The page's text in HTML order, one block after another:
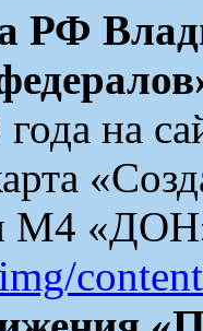
РФ
на
М4